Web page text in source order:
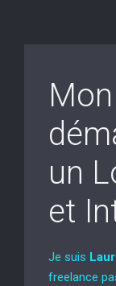
un
et
Je suis
freelance